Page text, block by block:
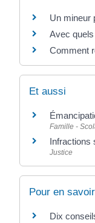
Un mineur
Avec
Comment
Et aussi
Famille -
Infractions
Justice
Pour en
Dix